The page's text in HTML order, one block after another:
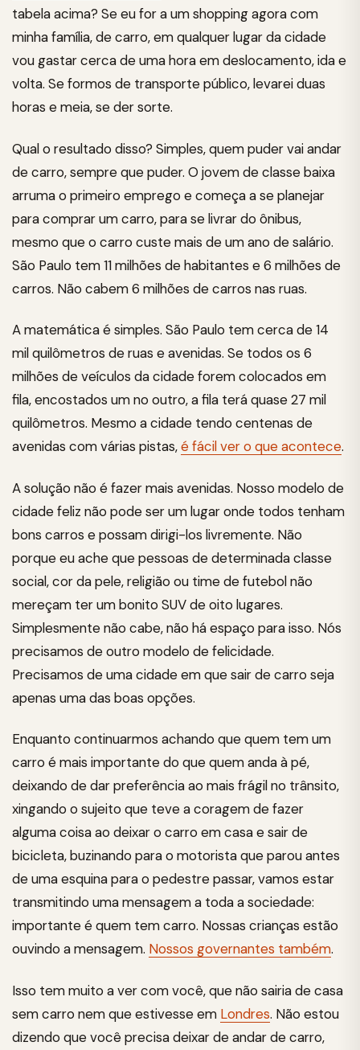
tabela acima? Se eu for a um shopping agora com
minha família, de carro, em qualquer lugar da cidade
vou gastar cerca de uma hora em deslocamento, ida e
volta. Se formos de transporte público, levarei duas
horas e meia, se der sorte.
Qual o resultado disso? Simples, quem puder vai andar
de carro, sempre que puder. O jovem de classe baixa
arruma o primeiro emprego e começa a se planejar
para comprar um carro, para se livrar do ônibus,
mesmo que o carro custe mais de um ano de salário.
São Paulo tem 11 milhões de habitantes e 6 milhões de
carros. Não cabem 6 milhões de carros nas ruas.
A matemática é simples. São Paulo tem cerca de 14
mil quilômetros de ruas e avenidas. Se todos os 6
milhões de veículos da cidade forem colocados em
fila, encostados um no outro, a fila terá quase 27 mil
quilômetros. Mesmo a cidade tendo centenas de
avenidas com várias pistas,é fácil ver o que acontece.
A solução não é fazer mais avenidas. Nosso modelo de
cidade feliz não pode ser um lugar onde todos tenham
bons carros e possam dirigi-los livremente. Não
porque eu ache que pessoas de determinada classe
social, cor da pele, religião ou time de futebol não
mereçam ter um bonito SUV de oito lugares.
Simplesmente não cabe, não há espaço para isso. Nós
precisamos de outro modelo de felicidade.
Precisamos de uma cidade em que sair de carro seja
apenas uma das boas opções.
Enquanto continuarmos achando que quem tem um
carro é mais importante do que quem anda à pé,
deixando de dar preferência ao mais frágil no trânsito,
xingando o sujeito que teve a coragem de fazer
alguma coisa ao deixar o carro em casa e sair de
bicicleta, buzinando para o motorista que parou antes
de uma esquina para o pedestre passar, vamos estar
transmitindo uma mensagem a toda a sociedade:
importante é quem tem carro. Nossas crianças estão
ouvindo a mensagem. Nossos governantes também.
Isso tem muito a ver com você, que não sairia de casa
sem carro nem que estivesse em Londres. Não estou
dizendo que você precisa deixar de andar de carro,